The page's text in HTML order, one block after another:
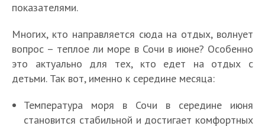
показателями.
Многих, кто направляется сюда на отдых, волнует
вопрос – теплое ли море в Сочи в июне? Особенно
это актуально для тех, кто едет на отдых с
детьми. Так вот, именно к середине месяца:
Температура моря в Сочи в середине июня
становится стабильной и достигает комфортных